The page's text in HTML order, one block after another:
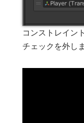
コンストレイン
チェックを外し